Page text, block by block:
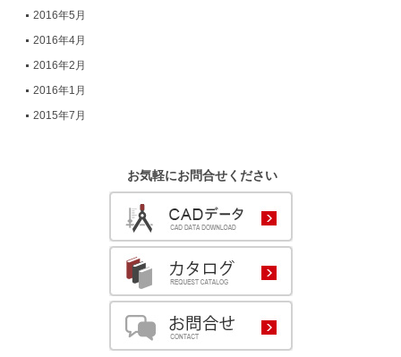
2016年5月
2016年4月
2016年2月
2016年1月
2015年7月
お気軽にお問合せください